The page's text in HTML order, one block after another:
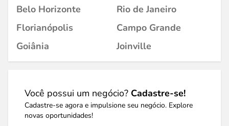
Belo Horizonte
Rio de Janeiro
Florianópolis
Campo Grande
Goiânia
Joinville
Você possui um negócio? Cadastre-se!
Cadastre-se agora e impulsione seu negócio. Explore
novas oportunidades!